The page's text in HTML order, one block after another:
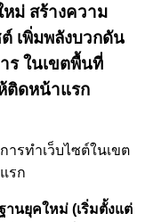
หม่ สร้างความ
เพิ่มพลังบวกดัน
ร ในเขตพื้นที่
ติดหน้าแรก
นยุคใหม่ (เริ่มตั้งแต่